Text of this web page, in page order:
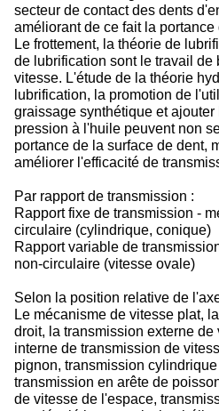
secteur de contact des dents
améliorant de ce fait la portance
Le frottement, la théorie de
de lubrification sont le travail de
vitesse. L'étude de la théorie
lubrification, la promotion de
graissage synthétique et
pression à l'huile peuvent non
portance de la surface de dent,
améliorer l'efficacité de
Par rapport de transmission :
Rapport fixe de transmission -
circulaire (cylindrique, conique)
Rapport variable de
non-circulaire (vitesse ovale)
Selon la position relative de
Le mécanisme de vitesse plat,
droit, la transmission externe
interne de transmission de
pignon, transmission
transmission en arête de
de vitesse de l'espace,